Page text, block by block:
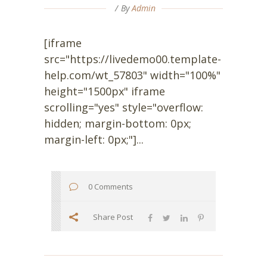
ByAdmin
[iframe
src="https://livedemo00.template-
help.com/wt_57803" width="100%"
height="1500px" iframe
scrolling="yes" style="overflow:
hidden; margin-bottom: 0px;
margin-left: 0px;"]...
0 Comments
Share Post